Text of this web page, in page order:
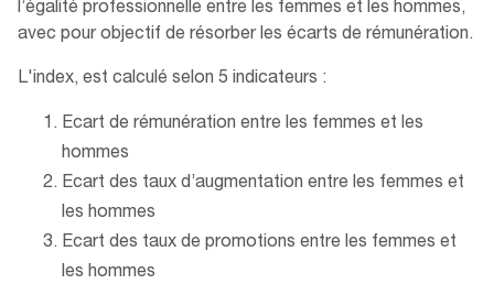
l’égalité professionnelle entre les femmes et les hommes,
avec pour objectif de résorber les écarts de rémunération.
L'index, est calculé selon 5 indicateurs :
Ecart de rémunération entre les femmes et les
hommes
Ecart des taux d’augmentation entre les femmes et
les hommes
Ecart des taux de promotions entre les femmes et
les hommes